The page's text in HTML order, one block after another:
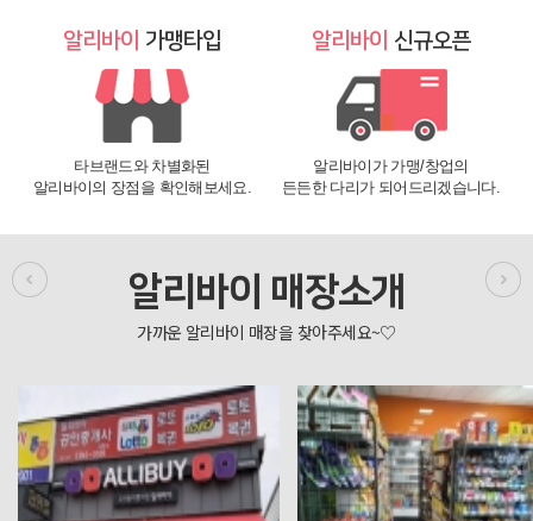
알리바이 가맹타입
타브랜드와 차별화된
알리바이의 장점을 확인해보세요.
알리바이 신규오픈
알리바이가 가맹/창업의
든든한 다리가 되어드리겠습니다.
알리바이 매장소개